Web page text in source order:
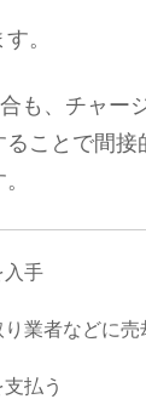
。
も、チャー
ることで間接
入手
業者などに売
払う